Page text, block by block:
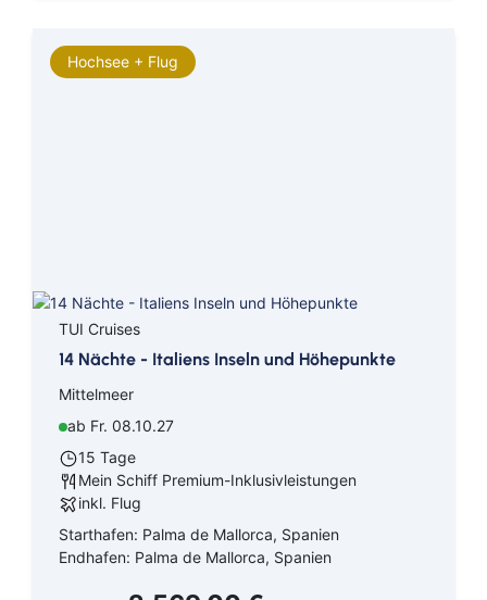
Hochsee + Flug
TUI Cruises
14 Nächte - Italiens Inseln und Höhepunkte
Mittelmeer
ab Fr. 08.10.27
15 Tage
Mein Schiff Premium-Inklusivleistungen
inkl. Flug
Starthafen: Palma de Mallorca, Spanien
Endhafen: Palma de Mallorca, Spanien